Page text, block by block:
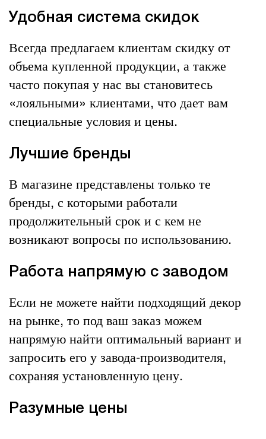
Удобная система скидок
Всегда предлагаем клиентам скидку от
объема купленной продукции, а также
часто покупая у нас вы становитесь
«лояльными» клиентами, что дает вам
специальные условия и цены.
Лучшие бренды
В магазине представлены только те
бренды, с которыми работали
продолжительный срок и с кем не
возникают вопросы по использованию.
Работа напрямую с заводом
Если не можете найти подходящий декор
на рынке, то под ваш заказ можем
напрямую найти оптимальный вариант и
запросить его у завода-производителя,
сохраняя установленную цену.
Разумные цены